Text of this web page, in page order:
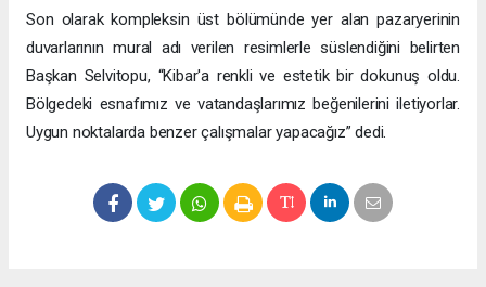
Son olarak kompleksin üst bölümünde yer alan pazaryerinin
duvarlarının mural adı verilen resimlerle süslendiğini belirten
Başkan Selvitopu, “Kibar'a renkli ve estetik bir dokunuş oldu.
Bölgedeki esnafımız ve vatandaşlarımız beğenilerini iletiyorlar.
Uygun noktalarda benzer çalışmalar yapacağız” dedi.